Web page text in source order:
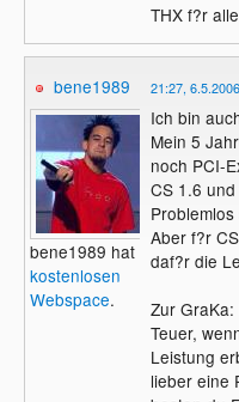
THX f?r
bene1989
bene1989 hat
kostenlosen
Webspace.
21:27, 6.5.2006
Ich bin
Mein 5
noch PCI-
CS 1.6
Aber f?r
daf?r die
Zur
Teuer,
Leistung
lieber eine